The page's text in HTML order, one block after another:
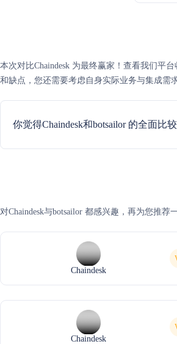
本次对比Chaindesk 为最终赢家！查看我们平
和缺点，您还需要考虑自身实际业务与集成需
你觉得Chaindesk和botsailor 的全面比
对Chaindesk与botsailor 都感兴趣，再为您推
Chaindesk
Chaindesk